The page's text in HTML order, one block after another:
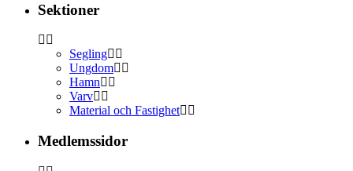
Sektioner
Segling
Ungdom
Hamn
Varv
Material och Fastighet
Medlemssidor